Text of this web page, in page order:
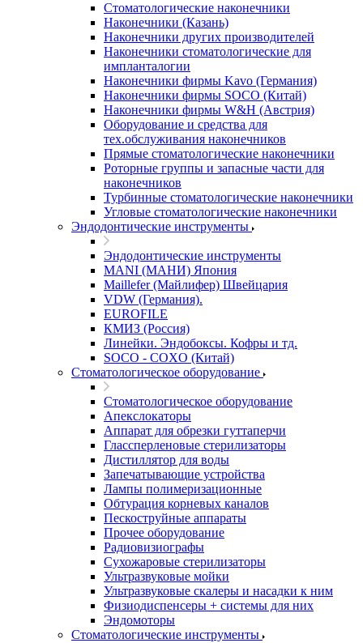
Стоматологические наконечники
Наконечники (Казань)
Наконечники других производителей
Наконечники стоматологические для
импланталогии
Наконечники фирмы Kavo (Германия)
Наконечники фирмы SOCO (Китай)
Наконечники фирмы W&H (Австрия)
Оборудование и средства для
тех.обслуживания наконечников
Прямые стоматологические наконечники
Роторные группы и запасные части для
наконечников
Турбинные стоматологические наконечники
Угловые стоматологические наконечники
Эндодонтические инструменты
Эндодонтические инструменты
MANI (МАНИ) Япония
Maillefer (Майлифер) Швейцария
VDW (Германия).
EUROFILE
КМИЗ (Россия)
Линейки. Эндобоксы. Кофры и тд.
SOCO - COXO (Китай)
Стоматологическое оборудование
Стоматологическое оборудование
Апекслокаторы
Аппарат для обрезки гуттаперчи
Глассперленовые стерилизаторы
Дистиллятор для воды
Запечатывающие устройства
Лампы полимеризационные
Обтурация корневых каналов
Пескоструйные аппараты
Прочее оборудование
Радиовизиографы
Сухожаровые стерилизаторы
Ультразвуковые мойки
Ультразвуковые скалеры и насадки к ним
Физиодиспенсеры + системы для них
Эндомоторы
Стоматологические инструменты